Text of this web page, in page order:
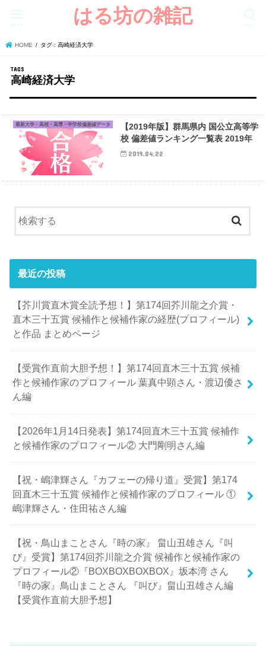
はる坊の雑記
HOME タグ : 高崎経済大学
高崎経済大学
最新大学・高校・高専・中学校偏差値データ
【2019年版】群馬県内 国公立高等学
校 偏差値ランキング一覧表 2019年
2019.04.22
最近の投稿
【芥川賞直木賞全読予想！】第174回芥川龍之介賞・
直木三十五賞 候補作と候補作家の経歴(プロフィール)
と作品 まとめページ
【受賞作直前大胆予想！】第174回直木三十五賞 候補
作と候補作家のプロフィール 葉真中顕さん・渡辺優さ
ん編
【2026年1月14日発表】第174回直木三十五賞 候補作
と候補作家のプロフィール② 大門剛明さん編
【祝・嶋津輝さん『カフェーの帰り道』受賞】第174
回直木三十五賞 候補作と候補作家のプロフィール ①
嶋津輝さん・住田祐さん編
【祝・鳥山まことさん『時の家』 畠山丑雄さん『叫
び』受賞】第174回芥川龍之介賞 候補作と候補作家の
プロフィール②『BOXBOXBOXBOX』坂本湾 さん
『時の家』鳥山まことさん 『叫び』畠山丑雄さん編
【受賞作直前大胆予想】